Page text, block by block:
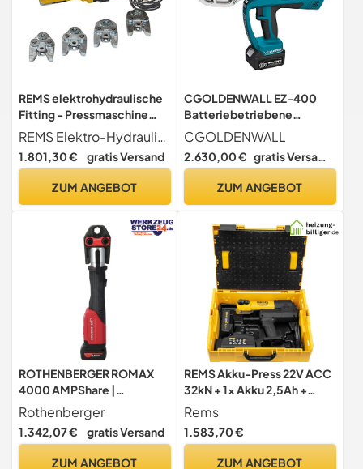
REMS elektrohydraulische
Fitting - Pressmaschine
Power Press SE "TH" Set
(Neugerät)
REMS Elektro-Hydraulische Armatur - Power Press SE TH Set (Neugerät)
1.801,30 € gratis Versand
ZUM ANGEBOT
CGOLDENWALL EZ-400
Batteriebetriebene
Crimpzange 16-400 mm²
Elektrische Hydraulische
Draht-Crimper Elektrische
Leiter, CE-geprüft
CGOLDENWALL
2.630,00 € gratis Versand
ZUM ANGEBOT
ROTHENBERGER ROMAX
4000 AMPShare |
1000004165 | Pressen,
Pressmaschine,
Presswerkzeug,
Rothenberger
1.342,07 € gratis Versand
ZUM ANGEBOT
REMS Akku-Press 22V ACC
32kN + 1x Akku 2,5Ah +
Schnellladegerät in L-Boxx
Set (576011 R220)
Rems
1.583,70 €
ZUM ANGEBOT